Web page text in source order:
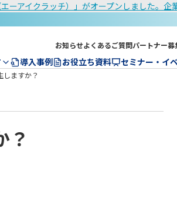
アイクラッチ）」がオープンしました。企
お知らせよくあるご質問パートナー募
導入事例 お役立ち資料 セミナー・イ
しますか？
？